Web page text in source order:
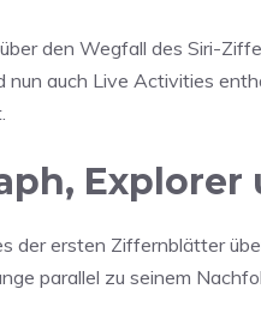
über den Wegfall des Siri-
nun auch Live Activities
der ersten Ziffernblätter
parallel zu seinem